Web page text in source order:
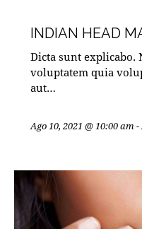
INDIAN HEAD
Dicta sunt explicabo.
voluptatem quia
aut…
Ago 10, 2021 @ 10:00 am-